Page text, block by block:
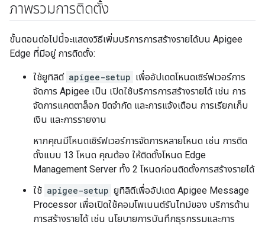
ภาพรวมการติดตั้ง
ขั้นตอนต่อไปนี้จะแสดงวิธีเพิ่มบริการการสร้างรายได้บน Apigee
Edge ที่มีอยู่ การติดตั้ง:
ใช้ยูทิลิตี apigee-setup เพื่ออัปเดตโหนดเซิร์ฟเวอร์การ
จัดการ Apigee เป็น เปิดใช้บริการการสร้างรายได้ เช่น การ
จัดการแคตตาล็อก ขีดจำกัด และการแจ้งเตือน การเรียกเก็บ
เงิน และการรายงาน
หากคุณมีโหนดเซิร์ฟเวอร์การจัดการหลายโหนด เช่น การติด
ตั้งแบบ 13 โหนด คุณต้อง ให้ติดตั้งโหนด Edge
Management Server ทั้ง 2 โหนดก่อนติดตั้งการสร้างรายได้
ใช้ apigee-setup ยูทิลิตีเพื่ออัปเดต Apigee Message
Processor เพื่อเปิดใช้คอมโพเนนต์รันไทม์ของ บริการด้าน
การสร้างรายได้ เช่น นโยบายการบันทึกธุรกรรมและการ